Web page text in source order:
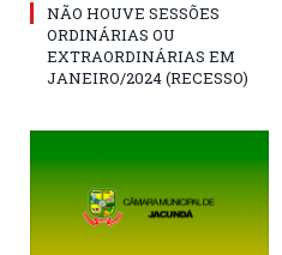
NÃO HOUVE SESSÕES
ORDINÁRIAS OU
EXTRAORDINÁRIAS EM
JANEIRO/2024 (RECESSO)